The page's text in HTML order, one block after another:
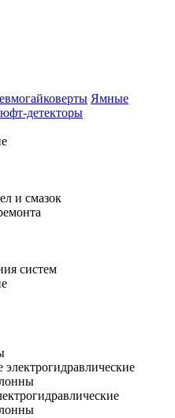
Ямные
детекторы
и смазок
систем